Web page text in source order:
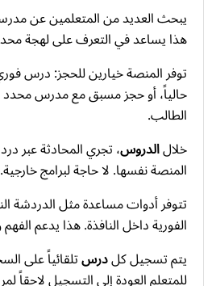
يبحث العديد من المتعلمين عن
هذا يساعد في التعرف على لهجة
توفر المنصة خيارين للحجز: درس
حالياً، أو حجز مسبق مع مدرس
الطالب.
خلالالدروس، تجري المحادثة عبر
المنصة نفسها. لا حاجة لبرامج خارجية.
تتوفر أدوات مساعدة مثل الدردشة
الفورية داخل النافذة. هذا يدعم
يتم تسجيل كلدرستلقائياً على
للمتعلم العودة إلى التسجيل لاحقاً